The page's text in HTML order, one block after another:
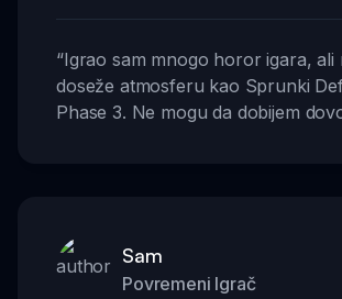
“Igrao sam mnogo horor igara, ali
doseže atmosferu kao Sprunki
Phase 3. Ne mogu da dobijem
Sam
Povremeni Igrač